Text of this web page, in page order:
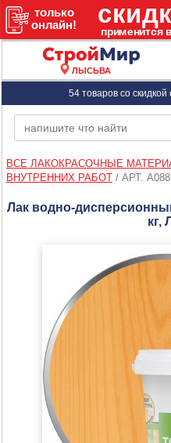
ЛЫСЬВА
54 товаров со
ВСЕ ЛАКОКРАСОЧНЫЕ
ВНУТРЕННИХ РАБОТ/ АРТ.
Лак водно-
кг,